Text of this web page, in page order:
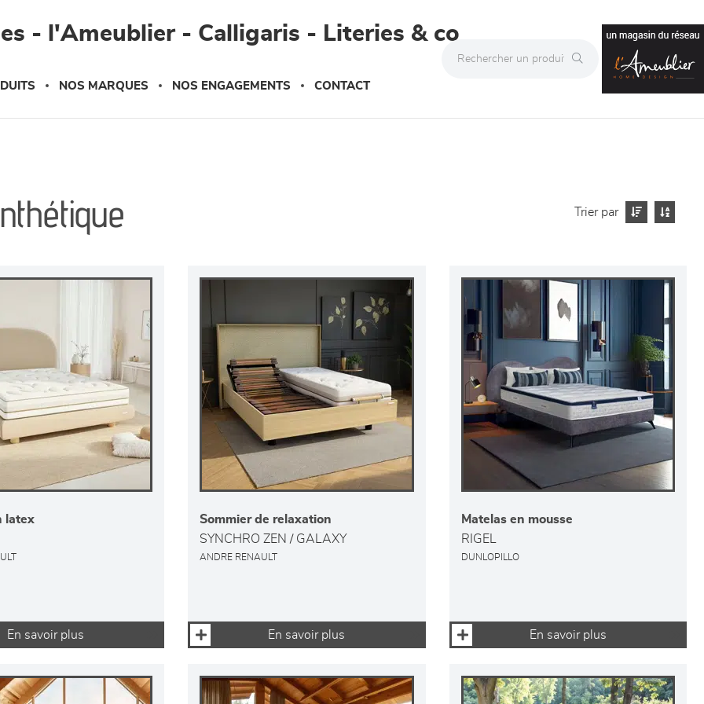
- l'Ameublier - Calligaris - Literies & co
NOS MARQUES NOS ENGAGEMENTS CONTACT
Trier par
latex
En savoir plus
Sommier de relaxation
SYNCHRO ZEN / GALAXY
ANDRE RENAULT
En savoir plus
Matelas en mousse
RIGEL
DUNLOPILLO
En savoir plus